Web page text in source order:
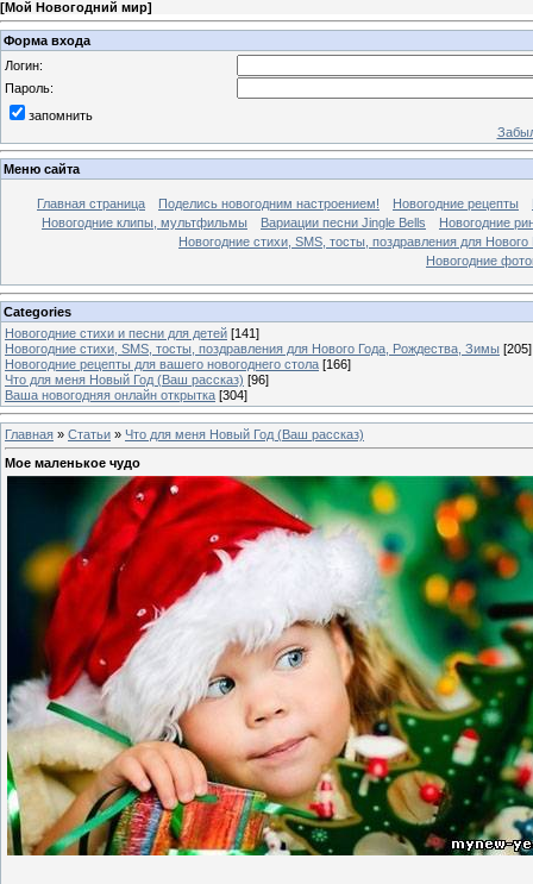
[Мой Новогодний мир]
Форма входа
Логин:
Пароль:
запомнить
Меню сайта
Главная страница Поделись новогодним настроением! Новогодние рецепты
Новогодние клипы, мультфильмы
Вариации песни Jingle Bells
Новогодние
Новогодние стихи, SMS, тосты, поздравления для
Новогодние
Categories
Новогодние стихи и песни для детей [141]
Новогодние стихи, SMS, тосты, поздравления для Нового Года, Рождества, Зимы [205]
Новогодние рецепты для вашего новогоднего стола [166]
Что для меня Новый Год (Ваш рассказ) [96]
Ваша новогодняя онлайн открытка [304]
Главная » Статьи » Что для меня Новый Год (Ваш рассказ)
Мое маленькое чудо